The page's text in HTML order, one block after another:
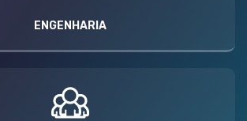
ENGENHARIA